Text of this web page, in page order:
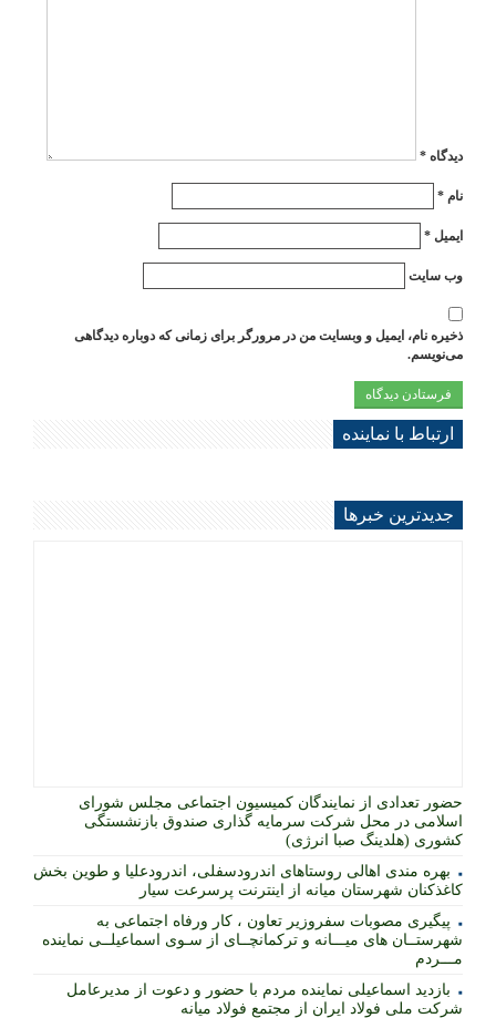
دیدگاه *
نام *
ایمیل *
وب‌ سایت
ذخیره نام، ایمیل و وبسایت من در مرورگر برای زمانی که دوباره دیدگاهی
می‌نویسم.
ارتباط با نماینده
جديدترين خبرها
حضور تعدادی از نمایندگان کمیسیون اجتماعی مجلس شورای
اسلامی در محل شرکت سرمایه گذاری صندوق بازنشستگی
کشوری (هلدینگ صبا انرژی)
بهره مندی اهالی روستاهای اندرودسفلی، اندرودعلیا و طوین بخش
کاغذکنان شهرستان میانه از اینترنت پرسرعت سیار
پیگیری مصوبات سفروزیر تعاون ، کار ورفاه اجتماعی به
شهرستــان های میـــانه و ترکمانچــای از سـوی اسماعیلــی نماینده
مـــردم
بازدید اسماعیلی نماینده مردم با حضور و دعوت از مدیرعامل
شرکت ملی فولاد ایران از مجتمع فولاد میانه